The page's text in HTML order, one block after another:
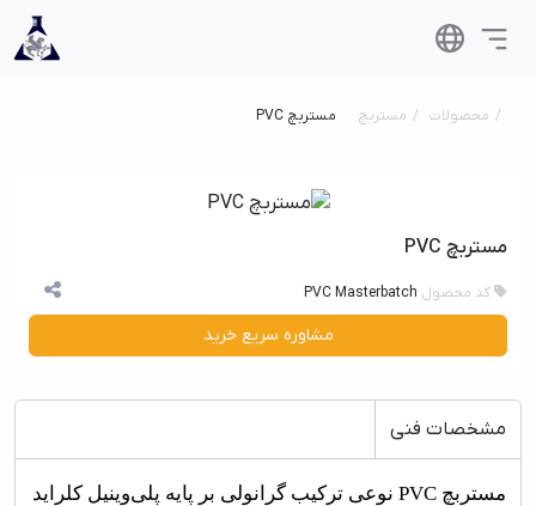
محصولات مستربچ مستربچ PVC
مستربچ PVC
کد محصول PVC Masterbatch
مشاوره سریع خرید
مشخصات فنی
مستربچ PVC نوعی ترکیب گرانولی بر پایه پلی‌وینیل کلراید